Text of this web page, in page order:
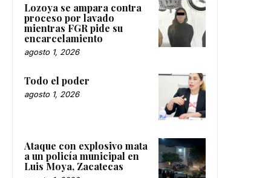
Lozoya se ampara contra
proceso por lavado
mientras FGR pide su
encarcelamiento
agosto 1, 2026
Todo el poder
agosto 1, 2026
Ataque con explosivo mata
a un policía municipal en
Luis Moya, Zacatecas